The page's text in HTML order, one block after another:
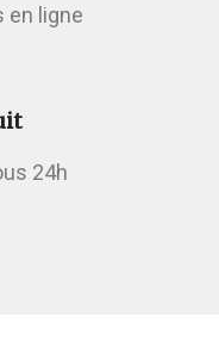
en ligne
24h